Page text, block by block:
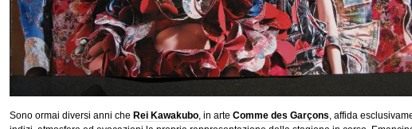
Sono ormai diversi anni che Rei Kawakubo, in arte Comme des Garçons , affida